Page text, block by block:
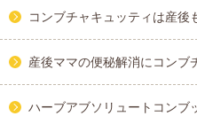
コンブチャキュッティは産後
産後ママの便秘解消にコンブ
ハーブアブソリュートコンブ